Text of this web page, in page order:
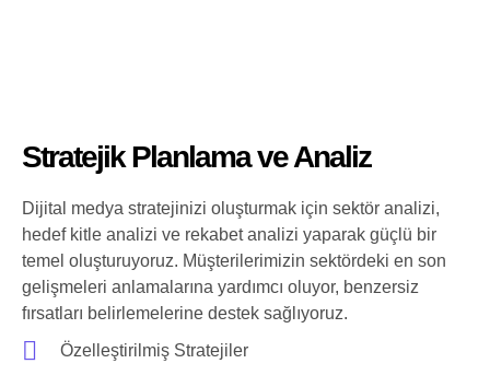
Stratejik Planlama ve Analiz
Dijital medya stratejinizi oluşturmak için sektör analizi,
hedef kitle analizi ve rekabet analizi yaparak güçlü bir
temel oluşturuyoruz. Müşterilerimizin sektördeki en son
gelişmeleri anlamalarına yardımcı oluyor, benzersiz
fırsatları belirlemelerine destek sağlıyoruz.
Özelleştirilmiş Stratejiler